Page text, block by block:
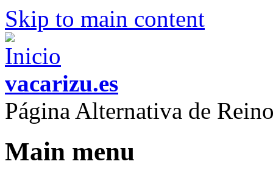
Skip to main content
vacarizu.es
Página Alternativa de
Main menu